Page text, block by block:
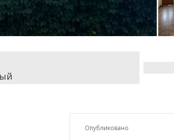
Опубликовано